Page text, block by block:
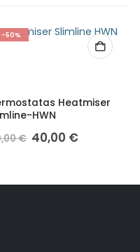
-50%
Heatmiser
HWN
€ 40,00 €